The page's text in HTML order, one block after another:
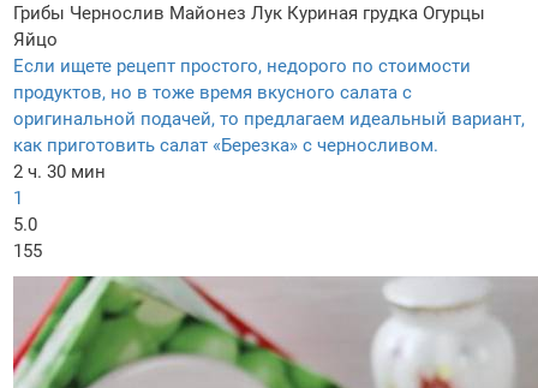
Грибы Чернослив Майонез Лук Куриная грудка Огурцы
Яйцо
Если ищете рецепт простого, недорого по стоимости
продуктов, но в тоже время вкусного салата с
оригинальной подачей, то предлагаем идеальный вариант,
как приготовить салат «Березка» с черносливом.
2 ч. 30 мин
1
5.0
155